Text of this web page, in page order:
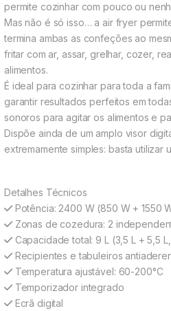
permite cozinhar com pouco ou
Mas não é só isso… a air fryer
termina ambas as confeções ao
fritar com ar, assar, grelhar, cozer,
alimentos.
É ideal para cozinhar para toda a
garantir resultados perfeitos em
sonoros para agitar os alimentos e
Dispõe ainda de um amplo visor
extremamente simples: basta utilizar
Detalhes Técnicos
Potência: 2400 W (850 W + 1550
Zonas de cozedura: 2
Capacidade total: 9 L (3,5 L + 5,5
Recipientes e tabuleiros
Temperatura ajustável: 60-200°C
Temporizador integrado
Ecrã digital